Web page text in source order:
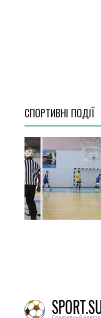
СПОРТИВНI ПОДІЇ